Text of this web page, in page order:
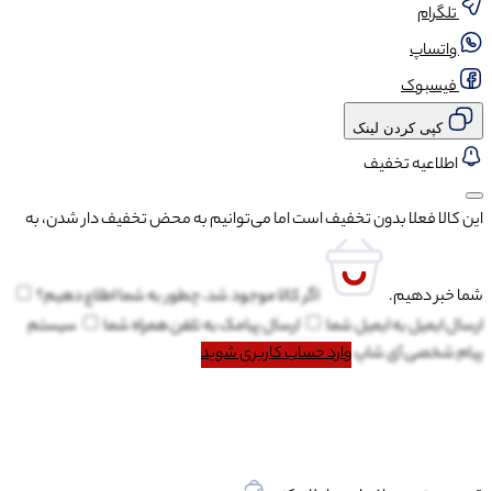
تلگرام
واتساپ
فیسبوک
کپی کردن لینک
اطلاعیه تخفیف
این کالا فعلا بدون تخفیف است اما می‌توانیم به محض تخفیف دار شدن، به
شما خبر دهیم.
اگر کالا موجود شد، چطور به شما اطلاع دهیم؟
ارسال ایمیل بهایمیل شما ارسال پیامک بهتلفن همراه شما
سیستم
پیام شخصی آی شاپوارد حساب کاربری شوید